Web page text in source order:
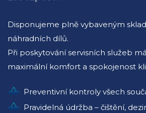
Disponujeme plně vybaveným
náhradních dílů.
Při poskytování servisních služeb
maximální komfort a spokojenost
Preventivní kontroly všech
Pravidelná údržba – čištění,